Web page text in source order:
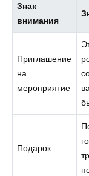
Знак
внимания
Приглашение
на
мероприятие
Подарок